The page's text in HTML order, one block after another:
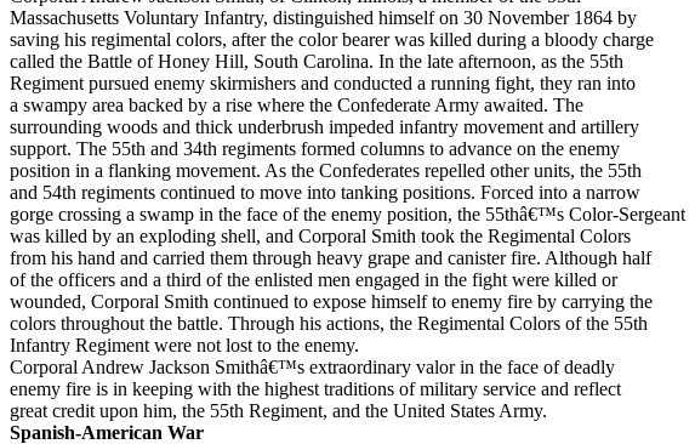
Massachusetts Voluntary Infantry, distinguished himself on 30 November 1864 by
saving his regimental colors, after the color bearer was killed during a bloody charge
called the Battle of Honey Hill, South Carolina. In the late afternoon, as the 55th
Regiment pursued enemy skirmishers and conducted a running fight, they ran into
a swampy area backed by a rise where the Confederate Army awaited. The
surrounding woods and thick underbrush impeded infantry movement and artillery
support. The 55th and 34th regiments formed columns to advance on the enemy
position in a flanking movement. As the Confederates repelled other units, the 55th
and 54th regiments continued to move into tanking positions. Forced into a narrow
gorge crossing a swamp in the face of the enemy position, the 55thâ€™s Color-Sergeant
was killed by an exploding shell, and Corporal Smith took the Regimental Colors
from his hand and carried them through heavy grape and canister fire. Although half
of the officers and a third of the enlisted men engaged in the fight were killed or
wounded, Corporal Smith continued to expose himself to enemy fire by carrying the
colors throughout the battle. Through his actions, the Regimental Colors of the 55th
Infantry Regiment were not lost to the enemy.
Corporal Andrew Jackson Smithâ€™s extraordinary valor in the face of deadly
enemy fire is in keeping with the highest traditions of military service and reflect
great credit upon him, the 55th Regiment, and the United States Army.
Spanish-American War